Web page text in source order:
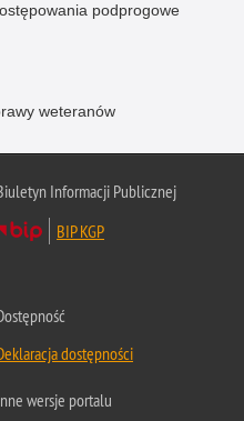
podprogowe
weteranów
Informacji Publicznej
BIP KGP
dostępności
wersje portalu